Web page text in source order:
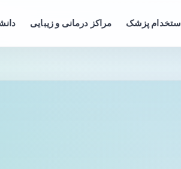
استخدام پزشک مراکز درمانی و زیبایی